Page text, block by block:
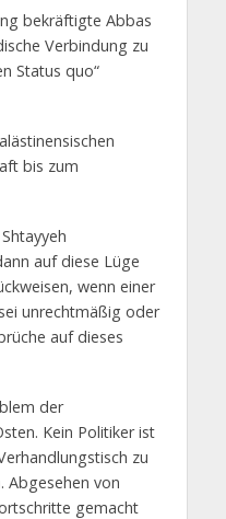
bekräftigte Abbas
Verbindung zu
Status quo“
bis zum
auf diese Lüge
wenn einer
unrechtmäßig oder
auf dieses
der
Kein Politiker ist
zu
Abgesehen von
gemacht